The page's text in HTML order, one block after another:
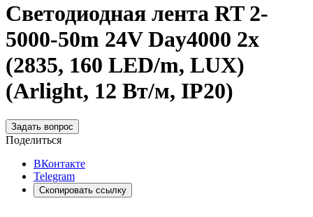
Светодиодная лента RT 2-
5000-50m 24V Day4000 2x
(2835, 160 LED/m, LUX)
(Arlight, 12 Вт/м, IP20)
Задать вопрос
Поделиться
ВКонтакте
Telegram
Скопировать ссылку